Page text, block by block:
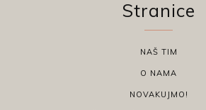
Stranice
NAŠ TIM
O NAMA
NOVAKUJMO!